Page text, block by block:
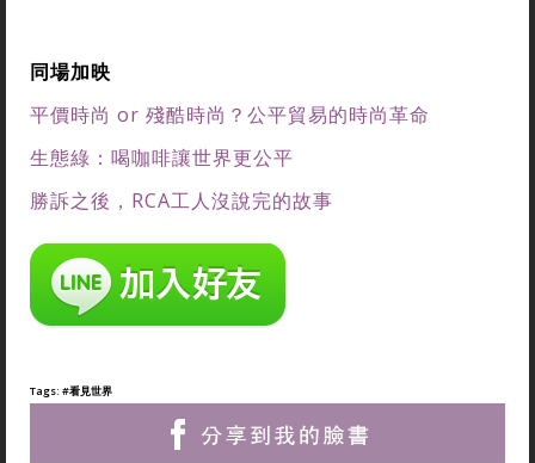
同場加映
平價時尚 or 殘酷時尚？公平貿易的時尚革命
生態綠：喝咖啡讓世界更公平
勝訴之後，RCA工人沒說完的故事
Tags: #看見世界